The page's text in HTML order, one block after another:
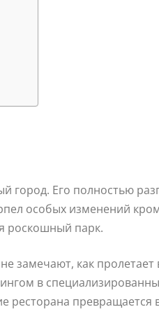
город. Его полностью
особых изменений
роскошный парк.
замечают, как
в
превращается